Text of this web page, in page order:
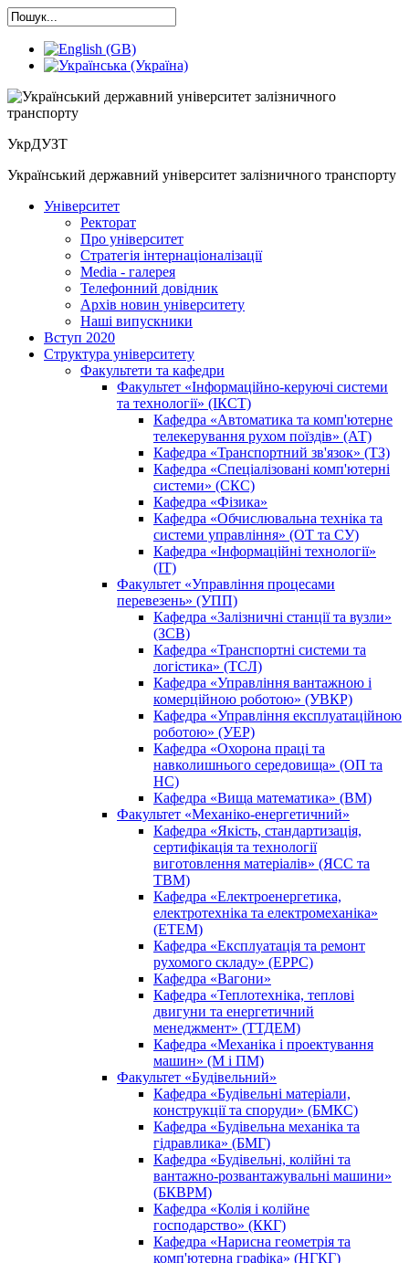
УкрДУЗТ
Український державний університет залізничного транспорту
Університет
Ректорат
Про університет
Cтратегія інтернаціоналізації
Media - галерея
Телефонний довідник
Архів новин університету
Наші випускники
Вступ 2020
Структура університету
Факультети та кафедри
Факультет «Інформаційно-керуючі системи
та технології» (ІКСТ)
Кафедра «Автоматика та комп'ютерне
телекерування рухом поїздів» (АТ)
Кафедра «Транспортний зв'язок» (ТЗ)
Кафедра «Спеціалізовані комп'ютерні
системи» (СКС)
Кафедра «Фізика»
Кафедра «Обчислювальна техніка та
системи управління» (ОТ та СУ)
Кафедра «Інформаційні технології»
(ІТ)
Факультет «Управління процесами
перевезень» (УПП)
Кафедра «Залізничні станції та вузли»
(ЗСВ)
Кафедра «Транспортні системи та
логістика» (ТСЛ)
Кафедра «Управління вантажною і
комерційною роботою» (УВКР)
Кафедра «Управління експлуатаційною
роботою» (УЕР)
Кафедра «Охорона праці та
навколишнього середовища» (ОП та
НС)
Кафедра «Вища математика» (ВМ)
Факультет «Механіко-енергетичний»
Кафедра «Якість, стандартизація,
сертифікація та технології
виготовлення матеріалів» (ЯСС та
ТВМ)
Кафедра «Електроенергетика,
електротехніка та електромеханіка»
(ЕТЕМ)
Кафедра «Експлуатація та ремонт
рухомого складу» (ЕРРС)
Кафедра «Вагони»
Кафедра «Теплотехніка, теплові
двигуни та енергетичний
менеджмент» (ТТДЕМ)
Кафедра «Механіка і проектування
машин» (М і ПМ)
Факультет «Будівельний»
Кафедра «Будівельні матеріали,
конструкції та споруди» (БМКС)
Кафедра «Будівельна механіка та
гідравлика» (БМГ)
Кафедра «Будівельні, колійні та
вантажно-розвантажувальні машини»
(БКВРМ)
Кафедра «Колія і колійне
господарство» (ККГ)
Кафедра «Нарисна геометрія та
комп'ютерна графіка» (НГКГ)